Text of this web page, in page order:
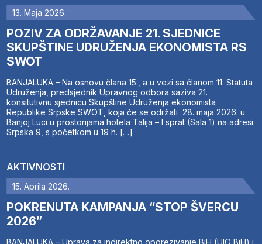
13. Maja 2026.
POZIV ZA ODRŽAVANJE 21. SJEDNICE
SKUPŠTINE UDRUŽENJA EKONOMISTA RS
SWOT
BANJALUKA – Na osnovu člana 15., a u vezi sa članom 11. Statuta
Udruženja, predsjednik Upravnog odbora saziva 21.
konsitutivnu sjednicu Skupštine Udruženja ekonomista
Republike Srpske SWOT, koja će se održati 28. maja 2026. u
Banjoj Luci u prostorijama hotela Talija – I sprat (Sala 1) na adresi
Srpska 9, s početkom u 19 h. […]
AKTIVNOSTI
15. Aprila 2026.
POKRENUTA KAMPANJA “STOP ŠVERCU
2026”
BANJALUKA – Uprava za indirektno oporezivanje BiH (UIO BiH) i